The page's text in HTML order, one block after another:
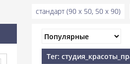
стандарт (90 x 50, 50 x 90)
Тег: